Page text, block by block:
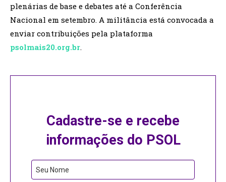
plenárias de base e debates até a Conferência
Nacional em setembro. A militância está convocada a
enviar contribuições pela plataforma
psolmais20.org.br.
Cadastre-se e recebe
informações do PSOL
Seu Nome